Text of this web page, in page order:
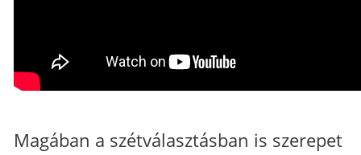
Magában a szétválasztásban is szerepet